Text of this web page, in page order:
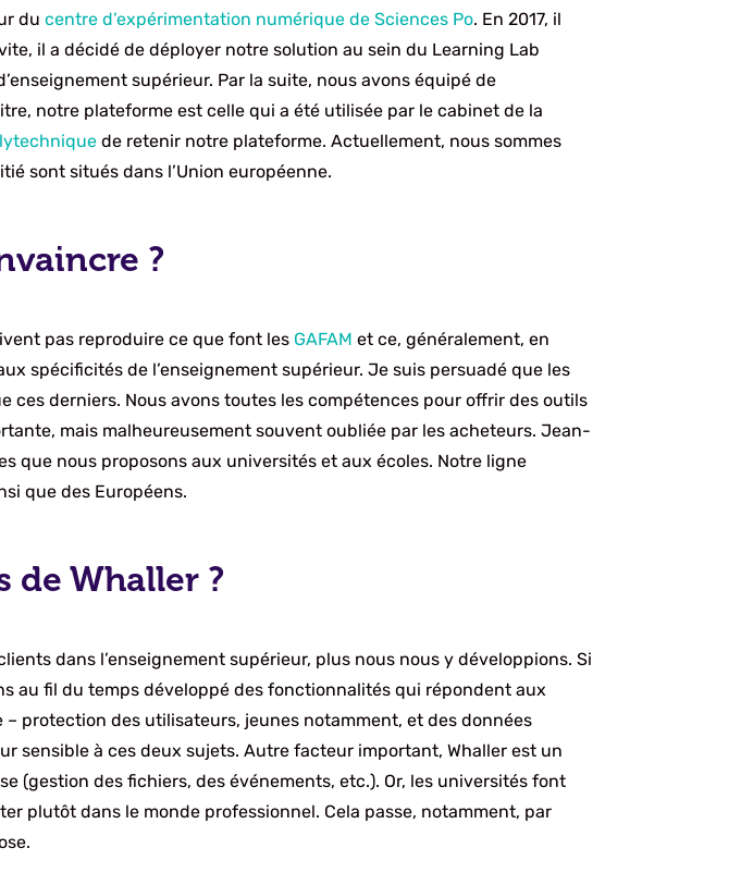
ducentre d’expérimentation numérique de Sciences Po. En 2017, il
il a décidé de déployer notre solution au sein du Learning Lab
supérieur. Par la suite, nous avons équipé de
notre plateforme est celle qui a été utilisée par le cabinet de la
de retenir notre plateforme. Actuellement, nous sommes
sont situés dans l’Union européenne.
?
pas reproduire ce que font les GAFAM et ce, généralement, en
spécificités de l’enseignement supérieur. Je suis persuadé que les
derniers. Nous avons toutes les compétences pour offrir des outils
mais malheureusement souvent oubliée par les acheteurs. Jean-
que nous proposons aux universités et aux écoles. Notre ligne
que des Européens.
de Whaller ?
dans l’enseignement supérieur, plus nous nous y développions. Si
au fil du temps développé des fonctionnalités qui répondent aux
protection des utilisateurs, jeunes notamment, et des données
sensible à ces deux sujets. Autre facteur important, Whaller est un
(gestion des fichiers, des événements, etc.). Or, les universités font
plutôt dans le monde professionnel. Cela passe, notamment, par